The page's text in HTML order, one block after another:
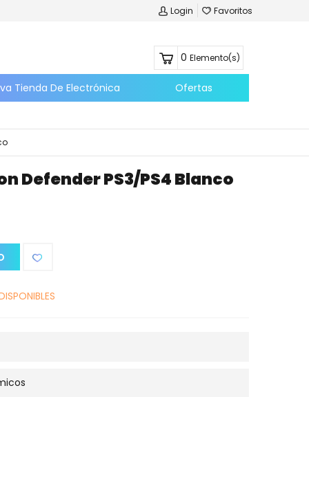
Login Favoritos
0 Elemento(s)
Tienda De Electrónica Ofertas
Defender PS3/PS4 Blanco